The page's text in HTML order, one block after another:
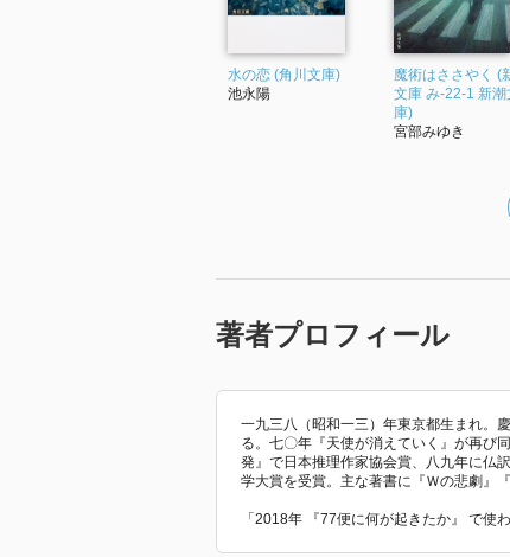
水の恋 (角川文庫)
池永陽
魔術はささやく (
文庫 み-22-1 新潮
庫)
宮部みゆき
著者プロフィール
一九三八（昭和一三）年東京都生まれ。
る。七〇年『天使が消えていく』が再び
発』で日本推理作家協会賞、八九年に仏
学大賞を受賞。主な著書に『Ｗの悲劇』
「2018年 『77便に何が起きたか』 で使